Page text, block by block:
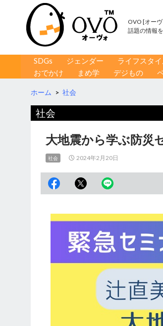
OVO [オー
話題の情報
コンテンツへ移動
SDGs ジェンダー ライフスタ
おでかけ
まめ学 デジもの
ホーム > 社会
社会
大地震から学ぶ防災
社会 2024年2月20日